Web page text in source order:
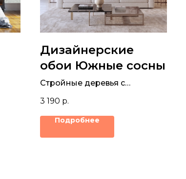
Дизайнерские
обои Южные сосны
Стройные деревья с
коричневой фреске
3 190 р.
Подробнее